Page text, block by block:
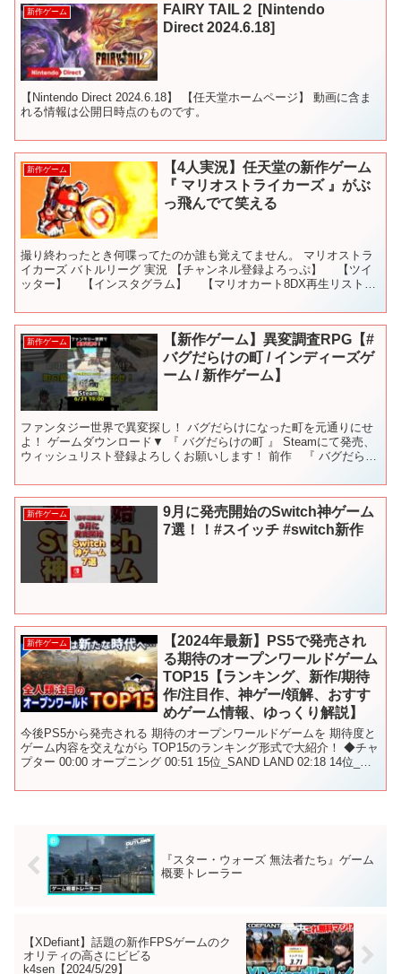
新作ゲーム
FAIRY TAIL２ [Nintendo
Direct 2024.6.18]
【Nintendo Direct 2024.6.18】 【任天堂ホームページ】 動画に含ま
れる情報は公開日時点のものです。
新作ゲーム
【4人実況】任天堂の新作ゲーム
『 マリオストライカーズ 』がぶ
っ飛んでて笑える
撮り終わったとき何喋ってたのか誰も覚えてません。 マリオストラ
イカーズ バトルリーグ 実況 【チャンネル登録よろっぷ】 【ツイ
ッター】 【インスタグラム】 【マリオカート8DX再生リスト】
新作ゲーム
【新作ゲーム】異変調査RPG【#
バグだらけの町 / インディーズゲ
ーム / 新作ゲーム】
ファンタジー世界で異変探し！ バグだらけになった町を元通りにせ
よ！ ゲームダウンロード▼ 『 バグだらけの町 』 Steamにて発売、
ウィッシュリスト登録よろしくお願いします！ 前作 『 バグだらけ
新作ゲーム
9月に発売開始のSwitch神ゲーム
7選！！#スイッチ #switch新作
新作ゲーム
【2024年最新】PS5で発売され
る期待のオープンワールドゲーム
TOP15【ランキング、新作/期待
作/注目作、神ゲー/領解、おすす
めゲーム情報、ゆっくり解説】
今後PS5から発売される 期待のオープンワールドゲームを 期待度と
ゲーム内容を交えながら TOP15のランキング形式で大紹介！ ◆チャ
プター 00:00 オープニング 00:51 15位_SAND LAND 02:18 14位_デ
『スター・ウォーズ 無法者たち』ゲーム
概要トレーラー
【XDefiant】話題の新作FPSゲームのク
オリティの高さにビビる
k4sen【2024/5/29】